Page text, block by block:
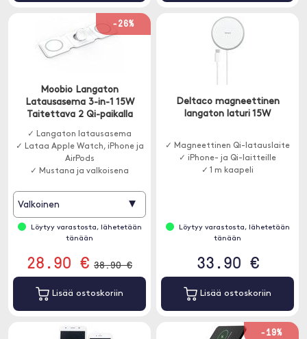
-26%
Moobio Langaton
Latausasema 3-in-1 15W
Taitettava 2 Qi-paikalla
✓ Langaton latausasema
✓ Lataa Apple Watch, iPhone ja
AirPods
✓ Mustana ja valkoisena
Valkoinen ▾
Löytyy varastosta, lähetetään
tänään
28.90 € 38.90 €
Lisää ostoskoriin
Deltaco magneettinen
langaton laturi 15W
✓ Magneettinen Qi-latauslaite
✓ iPhone- ja Qi-laitteille
✓ 1 m kaapeli
Löytyy varastosta, lähetetään
tänään
33.90 €
Lisää ostoskoriin
-19%